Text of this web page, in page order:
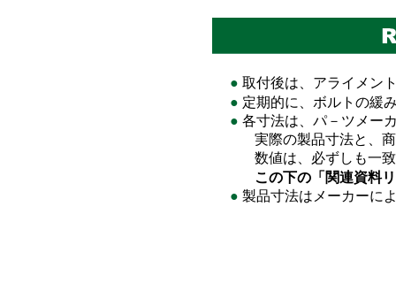
● 取付後は、アライメン
● 定期的に、ボルトの緩
● 各寸法は、パ－ツメー
実際の製品寸法と、商
数値は、必ずしも一致
この下の「関連資料
● 製品寸法はメーカーに